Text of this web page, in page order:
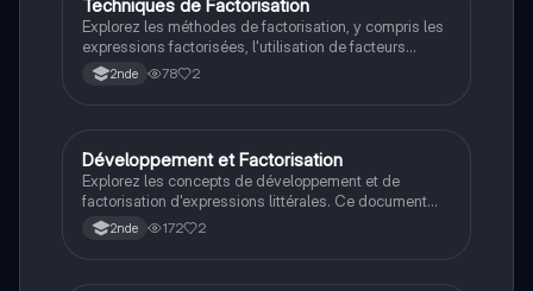
Maths
Techniques de Factorisation
Explorez les méthodes de factorisation, y compris les
expressions factorisées, l'utilisation de facteurs
communs et les identités remarquables. Ce résumé
couvre des exemples pratiques et des stratégies pour
2nde 78 2
Maths
Développement et Factorisation
Explorez les concepts de développement et de
factorisation d'expressions littérales. Ce document
couvre la distributivité simple et double, les identités
remarquables, et la réduction d'expressions
2nde 172 2